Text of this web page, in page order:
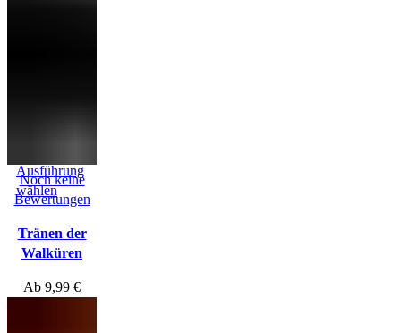
Noch keine
Bewertungen
Ausführung
wählen
Tränen der
Walküren
Ab 9,99 €